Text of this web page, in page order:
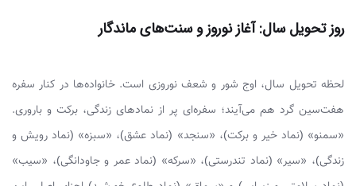
روز تحویل سال: آغاز نوروز و سنت‌های ماندگار
لحظه تحویل سال، اوج شور و شعف نوروزی است. خانواده‌ها در کنار سفره
هفت‌سین گرد هم می‌آیند؛ سفره‌ای پر از نمادهای زندگی، برکت و باروری.
«سمنو» (نماد خیر و برکت)، «سنجد» (نماد عشق)، «سبزه» (نماد رویش و
زندگی)، «سیر» (نماد تندرستی)، «سرکه» (نماد عمر و جاودانگی)، «سیب»